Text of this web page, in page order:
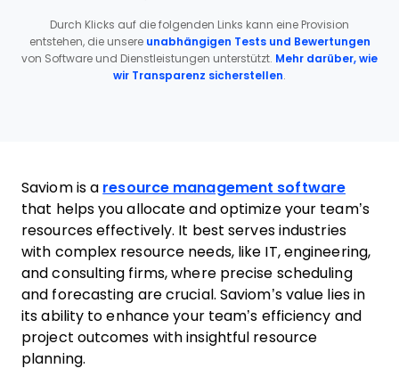
Durch Klicks auf die folgenden Links kann eine Provision
entstehen, die unsere unabhängigen Tests und Bewertungen
von Software und Dienstleistungen unterstützt. Mehr darüber, wie
wir Transparenz sicherstellen.
Saviom is a resource management software
that helps you allocate and optimize your team’s
resources effectively. It best serves industries
with complex resource needs, like IT, engineering,
and consulting firms, where precise scheduling
and forecasting are crucial. Saviom’s value lies in
its ability to enhance your team’s efficiency and
project outcomes with insightful resource
planning.